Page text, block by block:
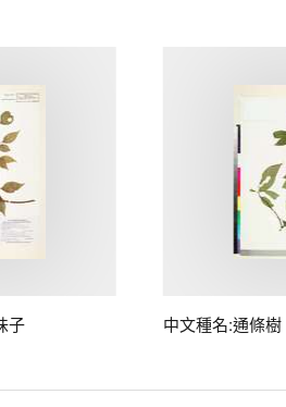
子 中文種名:通條樹